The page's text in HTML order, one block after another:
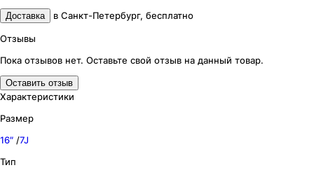
Доставка в Санкт-Петербург, бесплатно
Отзывы
Пока отзывов нет. Оставьте свой отзыв на данный товар.
Оставить отзыв
Характеристики
Размер
16″ /7J
Тип